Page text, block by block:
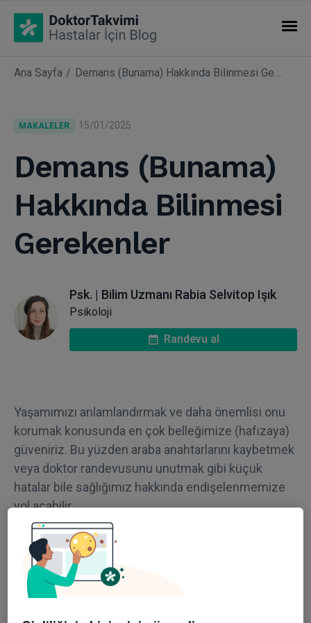
İHTISASLAR
Uzmanlıklar
Ana Sayfa Demans (Bunama) Hakkında Bilinmesi Gerekenler
MAKALELER 15/01/2025
Demans (Bunama)
Hakkında Bilinmesi
Gerekenler
Psk. | Bilim Uzmanı Rabia Selvitop Işık
Psikoloji
Randevu al
Yaşamımızı anlamlandırmak ve daha önemlisi onu
korumak konusunda en çok belleğimize (hafızaya)
güveniriz. Bu yüzden araba anahtarlarını kaybetmek
veya doktor randevusunu unutmak gibi küçük
hatalar bile sağlığımız hakkında endişelenmemize
yol açabilir.
Yapılan istatistiksel araştırmalara göre dünyada yaşlı
nüfus büyük bir hızla artmaya devam ederken
günümüzde tüm dünyada 44 milyon demans
(bunama) hastası olduğu bilinmektedir. Türkiye